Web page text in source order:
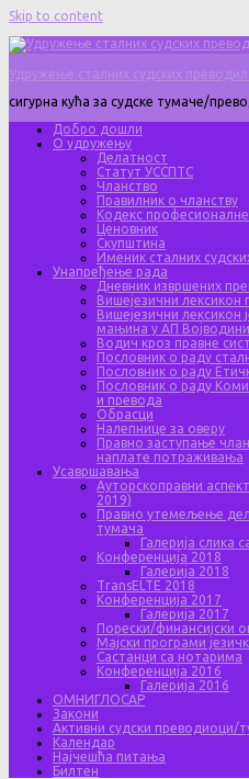
Skip to content
Удружење сталних судских
сигурна кућа за судске тумаче/
Добро дошли
О удружењу
Делатност
Статут УССПТС
Чланство
Правилник о чланству
Кодекс
Ценовник
Скупштина
Именик сталних
Унапређење рада
Дневник извршених
Вишејезични лексикон
Вишејезични лексикон
мањина у АП Војводини
Водич кроз правне
Пословник о раду
Пословник о раду
Пословник о раду
и превода
Обрасци
Налепнице за оверу
Правно заступање
наплате потраживања
Усавршавања
Ауторскоправни
2019)
Правно утемељење
тумача
Галерија слика
Конференција 2018
Галерија 2018
TransELTE 2018
Конференција 2017
Галерија 2017
Порески/финансијски
Мајски програми
Састанци са нотарима
Конференција 2016
Галерија 2016
ОМНИГЛОСАР
Закони
Активни судски преводиоци/
Календар
Најчешћа питања
Билтен